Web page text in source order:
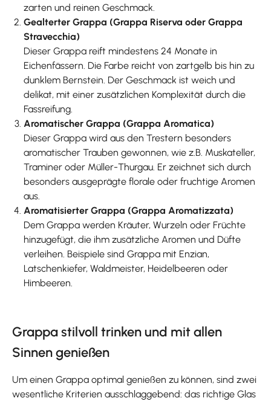
zarten und reinen Geschmack.
Gealterter Grappa (Grappa Riserva oder Grappa
Stravecchia)
Dieser Grappa reift mindestens 24 Monate in
Eichenfässern. Die Farbe reicht von zartgelb bis hin zu
dunklem Bernstein. Der Geschmack ist weich und
delikat, mit einer zusätzlichen Komplexität durch die
Fassreifung.
Aromatischer Grappa (Grappa Aromatica)
Dieser Grappa wird aus den Trestern besonders
aromatischer Trauben gewonnen, wie z.B. Muskateller,
Traminer oder Müller-Thurgau. Er zeichnet sich durch
besonders ausgeprägte florale oder fruchtige Aromen
aus.
Aromatisierter Grappa (Grappa Aromatizzata)
Dem Grappa werden Kräuter, Wurzeln oder Früchte
hinzugefügt, die ihm zusätzliche Aromen und Düfte
verleihen. Beispiele sind Grappa mit Enzian,
Latschenkiefer, Waldmeister, Heidelbeeren oder
Himbeeren.
Grappa stilvoll trinken und mit allen
Sinnen genießen
Um einen Grappa optimal genießen zu können, sind zwei
wesentliche Kriterien ausschlaggebend: das richtige Glas